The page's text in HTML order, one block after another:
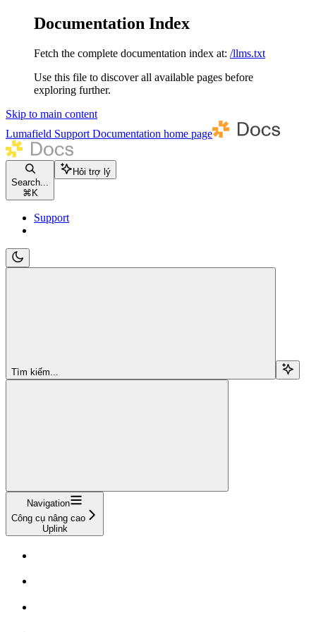
Documentation Index
Fetch the complete documentation index at: /llms.txt
Use this file to discover all available pages before
exploring further.
Skip to main content
Lumafield Support Documentation home page
Search...
⌘ K
Hỏi trợ lý
Support
Tìm kiếm...
Navigation
Công cụ nâng cao
Uplink